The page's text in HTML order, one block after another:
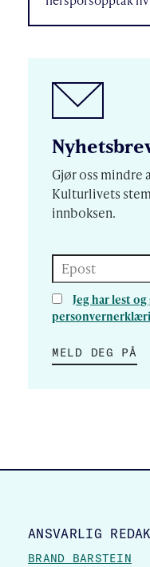
Gjør oss mindre
Kulturlivets
innboksen.
Epost
Jeg har lest
MELD DEG PÅ
SITE FOOTER
ANSVARLIG
BRAND BARSTEIN